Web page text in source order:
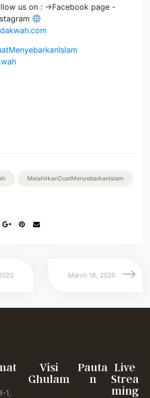
us on : ->Facebook page -
MelahirkanDuatMenyebarkanIslam
March 18, 2020
1,
Visi
Ghulam
Pauta
n
Live
Strea
ming